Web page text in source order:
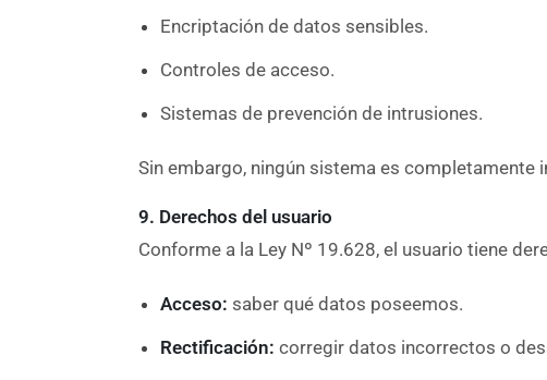
Encriptación de datos sensibles.
Controles de acceso.
Sistemas de prevención de intrusiones.
Sin embargo, ningún sistema es
9. Derechos del usuario
Conforme a la Ley Nº 19.628, el usuario tiene
Acceso: saber qué datos poseemos.
Rectificación: corregir datos incorrectos o